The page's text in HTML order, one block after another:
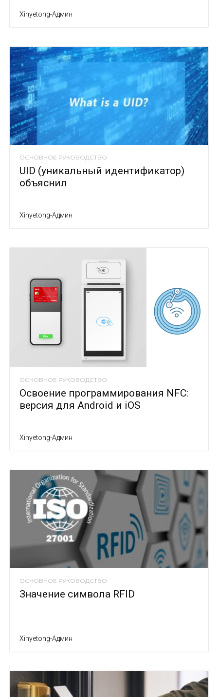
Xinyetong-Админ
ОСНОВНОЕ РУКОВОДСТВО
UID (уникальный идентификатор)
объяснил
Xinyetong-Админ
ОСНОВНОЕ РУКОВОДСТВО
Освоение программирования NFC:
версия для Android и iOS
Xinyetong-Админ
ОСНОВНОЕ РУКОВОДСТВО
Значение символа RFID
Xinyetong-Админ